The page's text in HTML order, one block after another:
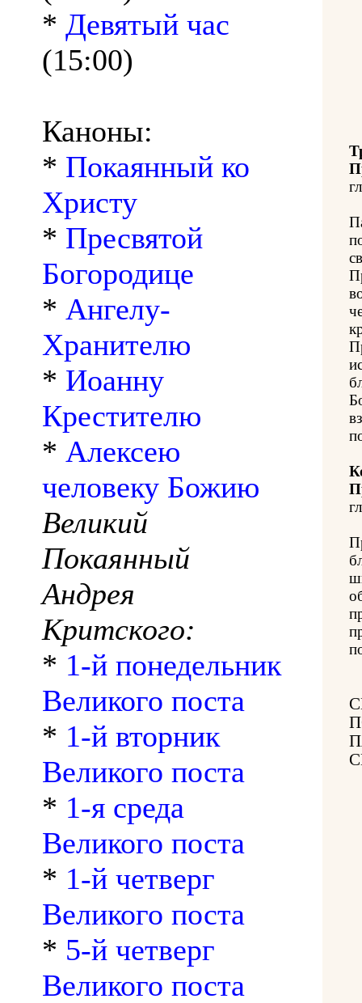
* Девятый час
(15:00)
Каноны:
* Покаянный ко
Христу
* Пресвятой
Богородице
* Ангелу-
Хранителю
* Иоанну
Крестителю
* Алексею
человеку Божию
Великий
Покаянный
Андрея
Критского:
* 1-й понедельник
Великого поста
* 1-й вторник
Великого поста
* 1-я среда
Великого поста
* 1-й четверг
Великого поста
* 5-й четверг
Великого поста